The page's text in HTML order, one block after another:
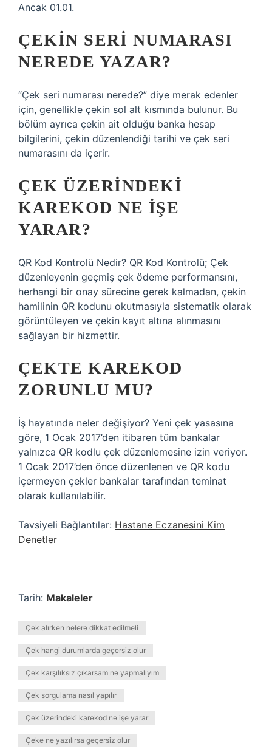
Ancak 01.01.
ÇEKIN SERI NUMARASI
NEREDE YAZAR?
“Çek seri numarası nerede?” diye merak edenler
için, genellikle çekin sol alt kısmında bulunur. Bu
bölüm ayrıca çekin ait olduğu banka hesap
bilgilerini, çekin düzenlendiği tarihi ve çek seri
numarasını da içerir.
ÇEK ÜZERINDEKI
KAREKOD NE IŞE
YARAR?
QR Kod Kontrolü Nedir? QR Kod Kontrolü; Çek
düzenleyenin geçmiş çek ödeme performansını,
herhangi bir onay sürecine gerek kalmadan, çekin
hamilinin QR kodunu okutmasıyla sistematik olarak
görüntüleyen ve çekin kayıt altına alınmasını
sağlayan bir hizmettir.
ÇEKTE KAREKOD
ZORUNLU MU?
İş hayatında neler değişiyor? Yeni çek yasasına
göre, 1 Ocak 2017’den itibaren tüm bankalar
yalnızca QR kodlu çek düzenlemesine izin veriyor.
1 Ocak 2017’den önce düzenlenen ve QR kodu
içermeyen çekler bankalar tarafından teminat
olarak kullanılabilir.
Tavsiyeli Bağlantılar: Hastane Eczanesini Kim
Denetler
Tarih: Makaleler
Çek alırken nelere dikkat edilmeli
Çek hangi durumlarda geçersiz olur
Çek karşılıksız çıkarsam ne yapmalıyım
Çek sorgulama nasıl yapılır
Çek üzerindeki karekod ne işe yarar
Çeke ne yazılırsa geçersiz olur